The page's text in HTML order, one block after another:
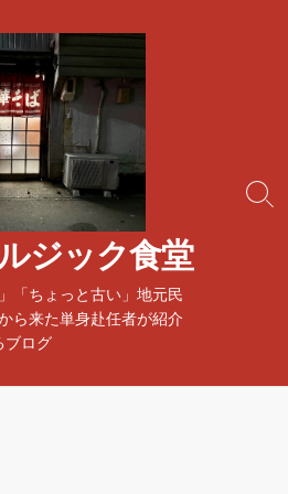
ジック食堂
「ちょっと古い」地元民
ら来た単身赴任者が紹介
ブログ
検